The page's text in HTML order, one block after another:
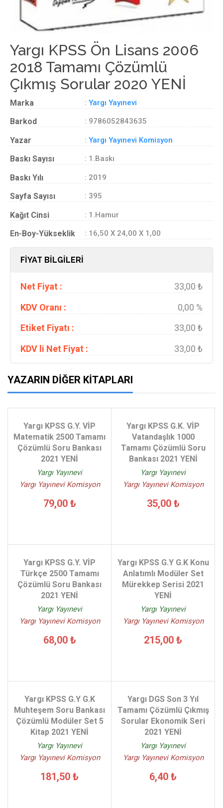
Yargı KPSS Ön Lisans 2006
2018 Tamamı Çözümlü
Çıkmış Sorular 2020 YENİ
Marka : Yargı Yayınevi
Barkod : 9786052843635
Yazar : Yargı Yayınevi Komisyon
Baskı Sayısı : 1.Baskı
Baskı Yılı : 2019
Sayfa Sayısı : 395
Kağıt Cinsi : 1.Hamur
En-Boy-Yükseklik : 16,50 X 24,00 X 1,00
FİYAT BİLGİLERİ
Net Fiyat :
33,00 ₺
KDV Oranı :
0,00 %
Etiket Fiyatı :
33,00 ₺
KDV li Net Fiyat :
33,00 ₺
YAZARIN DIĞER KITAPLARI
Yargı KPSS G.Y. VİP
Matematik 2500 Tamamı
Çözümlü Soru Bankası
2021 YENİ
Yargı Yayınevi
Yargı Yayınevi Komisyon
79,00 ₺
Yargı KPSS G.K. VİP
Vatandaşlık 1000
Tamamı Çözümlü Soru
Bankası 2021 YENİ
Yargı Yayınevi
Yargı Yayınevi Komisyon
35,00 ₺
Yargı KPSS G.Y. VİP
Türkçe 2500 Tamamı
Çözümlü Soru Bankası
2021 YENİ
Yargı Yayınevi
Yargı Yayınevi Komisyon
68,00 ₺
Yargı KPSS G.Y G.K Konu
Anlatımlı Modüler Set
Mürekkep Serisi 2021
YENİ
Yargı Yayınevi
Yargı Yayınevi Komisyon
215,00 ₺
Yargı KPSS G.Y G.K
Muhteşem Soru Bankası
Çözümlü Modüler Set 5
Kitap 2021 YENİ
Yargı Yayınevi
Yargı Yayınevi Komisyon
181,50 ₺
Yargı DGS Son 3 Yıl
Tamamı Çözümlü Çıkmış
Sorular Ekonomik Seri
2021 YENİ
Yargı Yayınevi
Yargı Yayınevi Komisyon
6,40 ₺